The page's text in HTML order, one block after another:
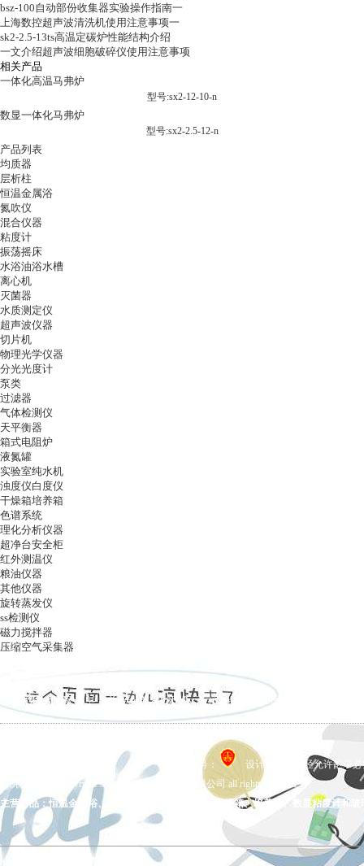
bsz-100自动部份收集器实验操作指南一
上海数控超声波清洗机使用注意事项一
sk2-2.5-13ts高温定碳炉性能结构介绍
一文介绍超声波细胞破碎仪使用注意事项
相关产品
一体化高温马弗炉
型号:sx2-12-10-n
数显一体化马弗炉
型号:sx2-2.5-12-n
产品列表
均质器
层析柱
恒温金属浴
氮吹仪
混合仪器
粘度计
振荡摇床
水浴油浴水槽
离心机
灭菌器
水质测定仪
超声波仪器
切片机
物理光学仪器
分光光度计
泵类
过滤器
气体检测仪
天平衡器
箱式电阻炉
液氮罐
实验室纯水机
浊度仪白度仪
干燥箱培养箱
色谱系统
理化分析仪器
超净台安全柜
红外测温仪
粮油仪器
其他仪器
旋转蒸发仪
ss检测仪
磁力搅拌器
压缩空气采集器
ag凯发k8国际 | 关于ag凯发k8国际 | ag凯发k8国际的产品展示
备案号：
设计制作，未经允许翻录
ag凯发k8国际 copyright © 上海五相仪器仪表有限公司 all rights reserved.
主营产品：恒温金属浴、拍打式均质器、氮吹仪、干燥箱、培养箱、数显粘度计和
ag凯发k8国际的友情链接：